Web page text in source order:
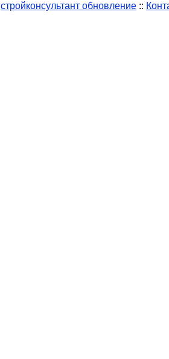
стройконсультант обновление ::